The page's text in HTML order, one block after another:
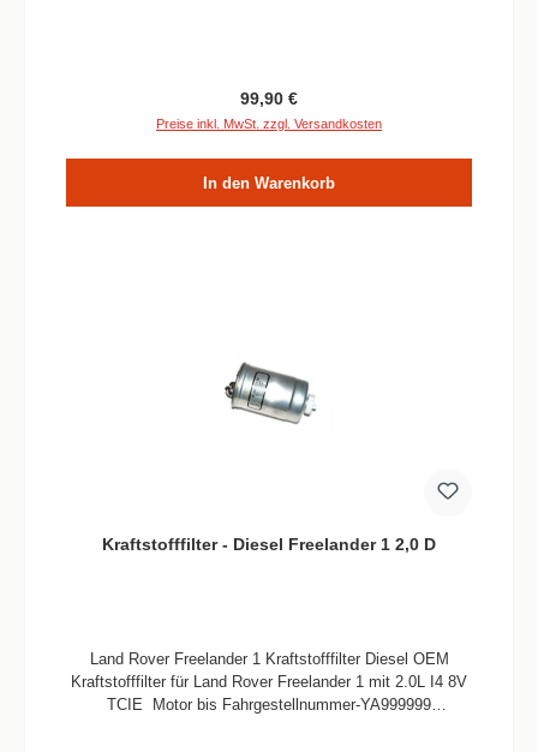
Regulärer Preis:
99,90 €
Preise inkl. MwSt. zzgl. Versandkosten
In den Warenkorb
Kraftstofffilter - Diesel Freelander 1 2,0 D
Land Rover Freelander 1 Kraftstofffilter Diesel OEM
Kraftstofffilter für Land Rover Freelander 1 mit 2.0L I4 8V
TCIE Motor bis Fahrgestellnummer-YA999999